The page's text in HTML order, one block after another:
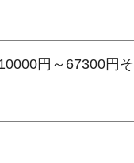
円～67300円